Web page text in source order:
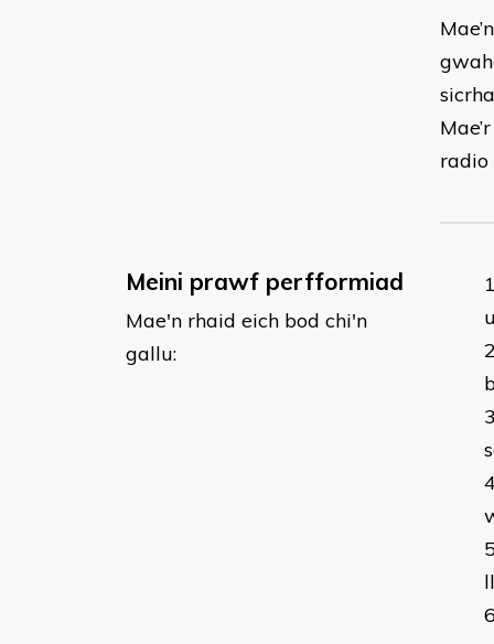
radio
Meini prawf perfformiad
Mae'n rhaid eich bod chi'n
gallu: